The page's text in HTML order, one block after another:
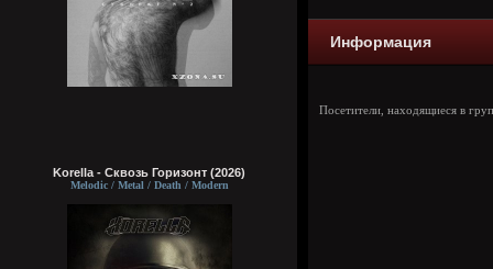
Korella - Сквозь Горизонт (2026)
Melodic / Metal / Death / Modern
Информация
Посетители, находящиеся в